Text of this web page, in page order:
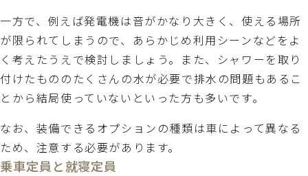
一方で、例えば発電機は音がかなり大きく、使える場所
が限られてしまうので、あらかじめ利用シーンなどをよ
く考えたうえで検討しましょう。また、シャワーを取り
付けたもののたくさんの水が必要で排水の問題もあるこ
とから結局使っていないといった方も多いです。
なお、装備できるオプションの種類は車によって異なる
ため、注意する必要があります。
乗車定員と就寝定員